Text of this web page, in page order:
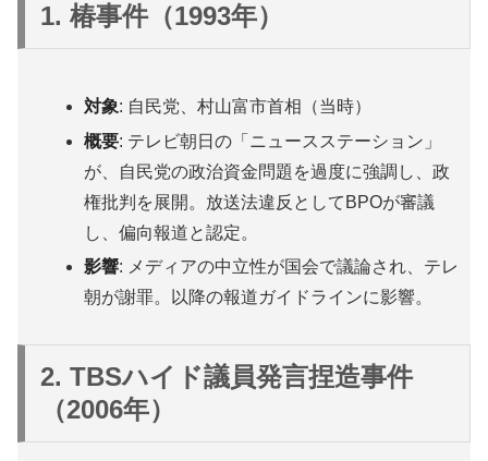
1. 椿事件（1993年）
対象: 自民党、村山富市首相（当時）
概要: テレビ朝日の「ニュースステーション」
が、自民党の政治資金問題を過度に強調し、政
権批判を展開。放送法違反としてBPOが審議
し、偏向報道と認定。
影響: メディアの中立性が国会で議論され、テレ
朝が謝罪。以降の報道ガイドラインに影響。
2. TBSハイド議員発言捏造事件
（2006年）